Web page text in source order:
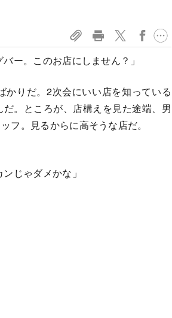
ー。このお店にしません？」
りだ。2次会にいい店を知っている
。ところが、店構えを見た途端、男
フ。見るからに高そうな店だ。
じゃダメかな」